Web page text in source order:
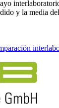
y la media